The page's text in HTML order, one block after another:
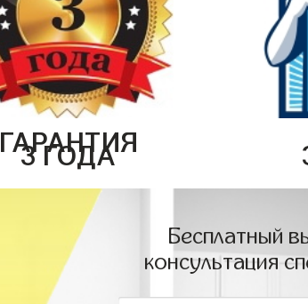
ГАРАНТИЯ
3 ГОДА
Бесплатный
консультация